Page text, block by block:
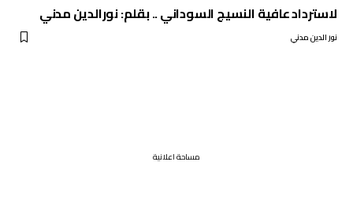
لاسترداد عافية النسيج السوداني .. بقلم: نورالدين مدني
نور الدين مدني
مساحة اعلانية